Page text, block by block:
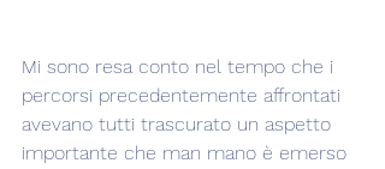
Mi sono resa conto nel tempo che i
percorsi precedentemente affrontati
avevano tutti trascurato un aspetto
importante che man mano è emerso